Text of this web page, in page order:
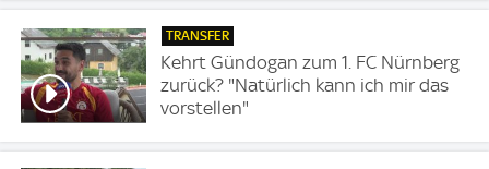
TRANSFER
Kehrt Gündogan zum 1. FC Nürnberg
zurück? "Natürlich kann ich mir das
vorstellen"